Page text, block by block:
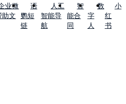
业微
助文
语
鹦短
链
人工
智能导
航
智
能合
同
数
字
人
小
红
书